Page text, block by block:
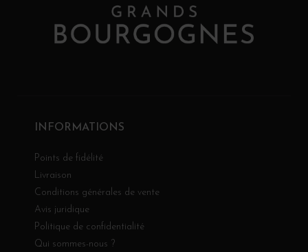
INFORMATIONS
Points de fidélité
Livraison
Conditions générales de vente
Avis juridique
Politique de confidentialité
Qui sommes-nous ?